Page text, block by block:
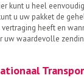
kunt u heel
u uw pakket de
heeft en
waardevolle